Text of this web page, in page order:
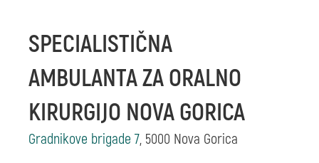
SPECIALISTIČNA
AMBULANTA ZA ORALNO
KIRURGIJO NOVA GORICA
Gradnikove brigade 7, 5000 Nova Gorica